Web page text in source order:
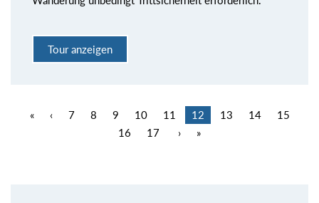
Tour anzeigen
« ‹ 7 8 9 10 11 12 13 14
15
16
17 › »